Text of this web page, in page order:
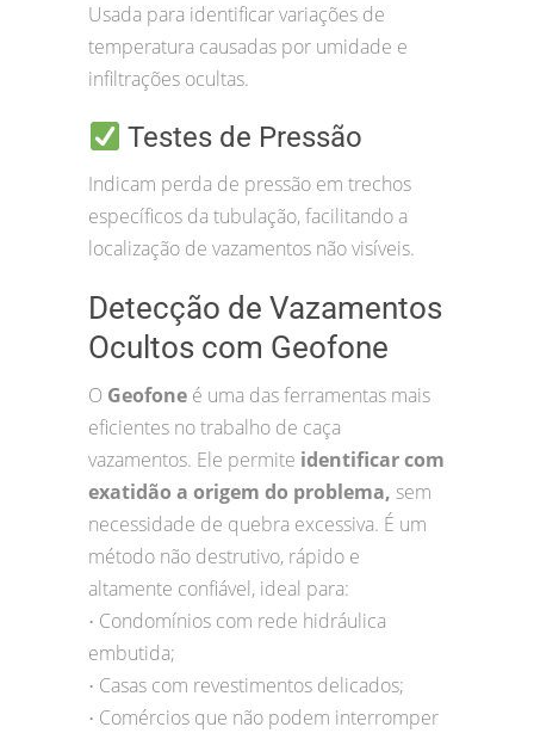
Usada para identificar variações de
temperatura causadas por umidade e
infiltrações ocultas.
Testes de Pressão
Indicam perda de pressão em trechos
específicos da tubulação, facilitando a
localização de vazamentos não visíveis.
Detecção de Vazamentos
Ocultos com Geofone
O Geofone é uma das ferramentas mais
eficientes no trabalho de caça
vazamentos. Ele permite identificar com
exatidão a origem do problema, sem
necessidade de quebra excessiva. É um
método não destrutivo, rápido e
altamente confiável, ideal para:
• Condomínios com rede hidráulica
embutida;
• Casas com revestimentos delicados;
• Comércios que não podem interromper